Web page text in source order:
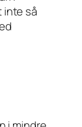
inte så